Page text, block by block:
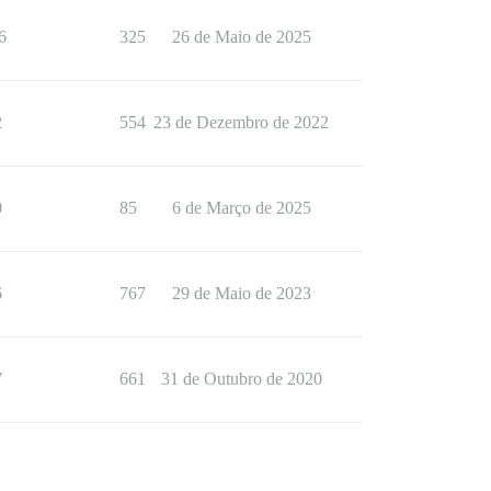
325 26 de Maio de 2025
554 23 de Dezembro de 2022
85 6 de Março de 2025
767 29 de Maio de 2023
661 31 de Outubro de 2020